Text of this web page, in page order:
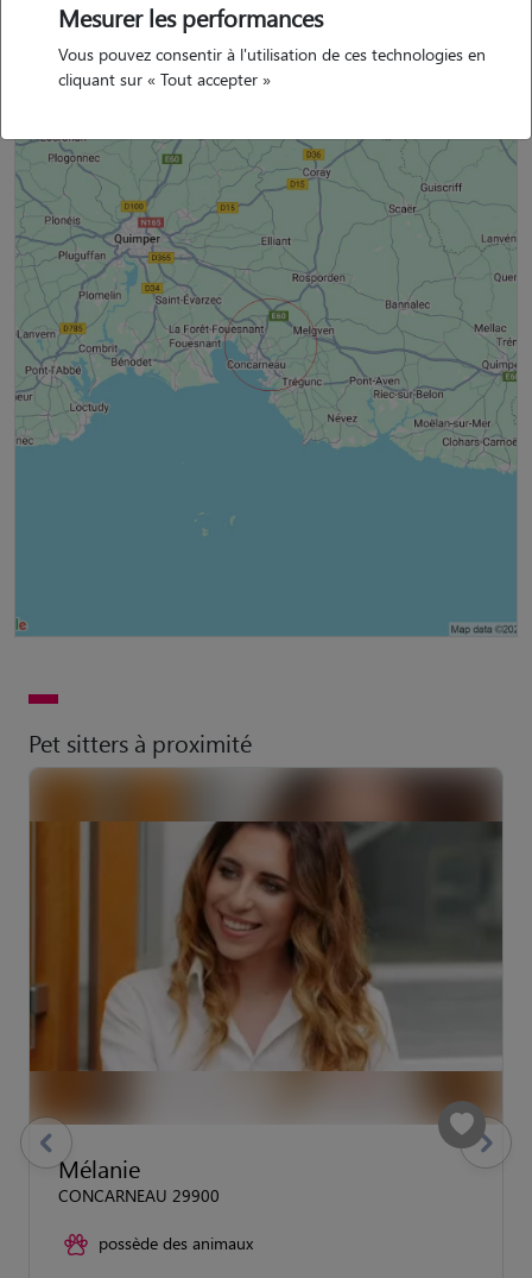
Situation géographique
Pet sitters à proximité
Mélanie
CONCARNEAU 29900
possède des animaux
previous Suivant
Mesurer les performances
Vous pouvez consentir à l'utilisation de ces technologies en
cliquant sur « Tout accepter »